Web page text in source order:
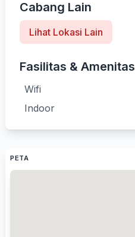
Cabang Lain
Lihat Lokasi Lain
Fasilitas & Amenitas
Wifi
Indoor
PETA